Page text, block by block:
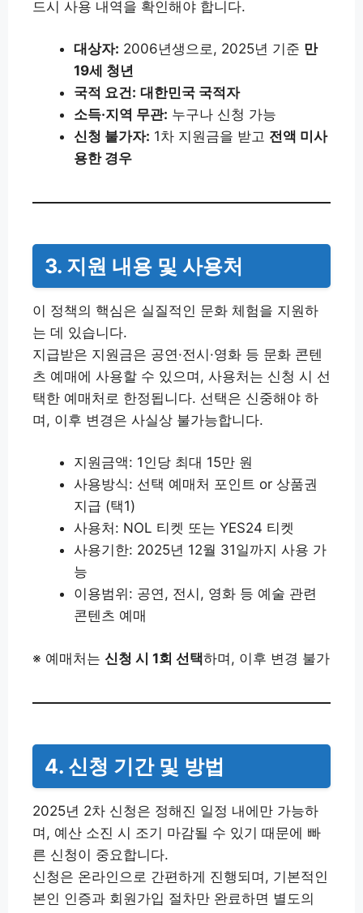
드시 사용 내역을 확인해야 합니다.
대상자: 2006년생으로, 2025년 기준 만
19세 청년
국적 요건: 대한민국 국적자
소득·지역 무관: 누구나 신청 가능
신청 불가자: 1차 지원금을 받고 전액 미사
용한 경우
3. 지원 내용 및 사용처
이 정책의 핵심은 실질적인 문화 체험을 지원하
는 데 있습니다.
지급받은 지원금은 공연·전시·영화 등 문화 콘텐
츠 예매에 사용할 수 있으며, 사용처는 신청 시 선
택한 예매처로 한정됩니다. 선택은 신중해야 하
며, 이후 변경은 사실상 불가능합니다.
지원금액: 1인당 최대 15만 원
사용방식: 선택 예매처 포인트 or 상품권
지급 (택1)
사용처: NOL 티켓 또는 YES24 티켓
사용기한: 2025년 12월 31일까지 사용 가
능
이용범위: 공연, 전시, 영화 등 예술 관련
콘텐츠 예매
※ 예매처는 신청 시 1회 선택하며, 이후 변경 불가
4. 신청 기간 및 방법
2025년 2차 신청은 정해진 일정 내에만 가능하
며, 예산 소진 시 조기 마감될 수 있기 때문에 빠
른 신청이 중요합니다.
신청은 온라인으로 간편하게 진행되며, 기본적인
본인 인증과 회원가입 절차만 완료하면 별도의